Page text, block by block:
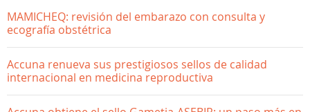
MAMICHEQ: revisión del embarazo con consulta y
ecografía obstétrica
Accuna renueva sus prestigiosos sellos de calidad
internacional en medicina reproductiva